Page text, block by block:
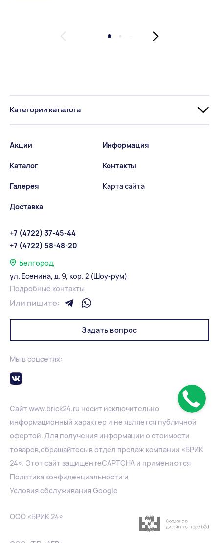
Категории каталога
Акции
Каталог
Галерея
Доставка
Информация
Контакты
Карта сайта
+7 (4722) 37-45-44
+7 (4722) 58-48-20
Белгород,
ул. Есенина, д. 9, кор. 2 (Шоу-рум)
Подробные контакты
Или пишите:
Задать вопрос
Мы в соцсетях:
Сайт www.brick24.ru носит исключительно
информационный характер и не является публичной
офертой. Для получения информации о стоимости
товаров,обращайтесь в отдел продаж компании «БРИК
24». Этот сайт защищен reCAPTCHA и применяются
Политика конфиденциальности и
Условия обслуживания Google
ООО «БРИК 24»